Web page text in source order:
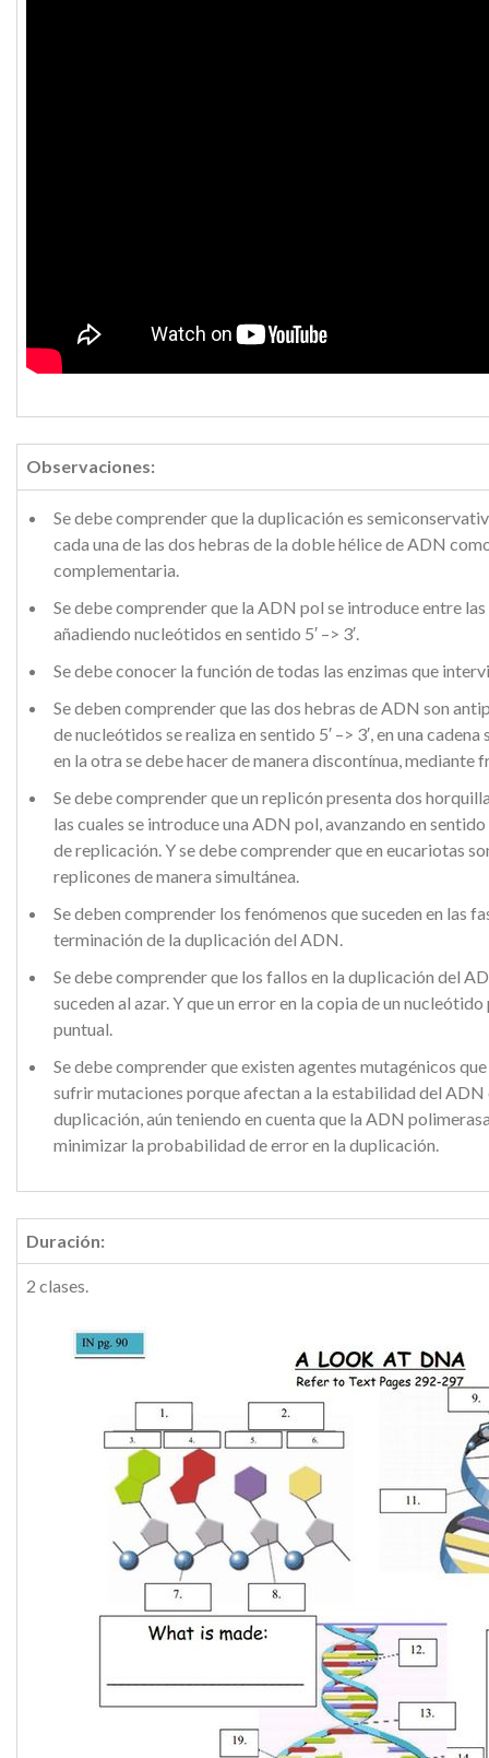
Observaciones:
Se debe comprender que la duplicación es
cada una de las dos hebras de la doble hélice de ADN
complementaria.
Se debe comprender que la ADN pol se introduce entre
añadiendo nucleótidos en sentido 5′ –> 3′.
Se debe conocer la función de todas las enzimas que
Se deben comprender que las dos hebras de ADN son
de nucleótidos se realiza en sentido 5′ –> 3′, en una
en la otra se debe hacer de manera discontínua, mediante
Se debe comprender que un replicón presenta dos
las cuales se introduce una ADN pol, avanzando en
de replicación. Y se debe comprender que en eucariotas
replicones de manera simultánea.
Se deben comprender los fenómenos que suceden en las
terminación de la duplicación del ADN.
Se debe comprender que los fallos en la duplicación del
suceden al azar. Y que un error en la copia de un
puntual.
Se debe comprender que existen agentes mutagénicos
sufrir mutaciones porque afectan a la estabilidad del
duplicación, aún teniendo en cuenta que la ADN
minimizar la probabilidad de error en la duplicación.
Duración:
2 clases.